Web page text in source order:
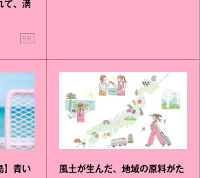
て、満
PR
】青い
風土が生んだ、地域の原料がた